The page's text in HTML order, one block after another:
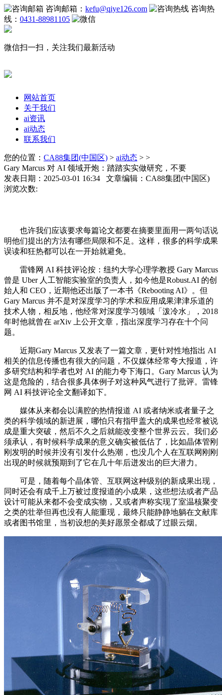
咨询邮箱： kefu@qiye126.com
咨询热
线： 0431-88981105
微信扫一扫，关注我们最新活动
网站首页
关于我们
ai资讯
ai动态
联系我们
您的位置： CA88集团(中国区) > ai动态 > >
Gary Marcus 对 AI 领域开炮：踏踏实实做研究，不要
发表日期：2025-03-01 16:34 文章编辑：CA88集团(中国区)
浏览次数:
也许我们应该要求每篇论文都要在摘要里面用一两句话说
明他们提出的方法有哪些局限和不足。这样，很多的科学成果
误读和狂热都可以在一开始就避免。
雷锋网 AI 科技评论按：纽约大学心理学教授 Gary Marcus
曾是 Uber 人工智能实验室的负责人，如今他是Robust.AI 的创
始人和 CEO，近期他还出版了一本书《Rebooting AI》。但
Gary Marcus 并不是对深度学习的学术和应用成果津津乐道的
技术人物，相反地，他经常对深度学习领域「泼冷水」，2018
年时他就曾在 arXiv 上公开文章，指出深度学习存在十个问
题。
近期Gary Marcus 又发表了一篇文章，更针对性地指出 AI
相关的信息传播也有很大的问题，不仅媒体经常夸大报道，许
多研究结构和学者也对 AI 的能力夸下海口。Gary Marcus 认为
这是危险的，结合很多具体例子对这种风气进行了批评。雷锋
网 AI 科技评论全文翻译如下。
媒体从来都会以满腔的热情报道 AI 或者纳米或者量子之
类的科学领域的新进展，哪怕只有指甲盖大的成果也经常被说
成是重大突破，然后不久之后就能改变整个世界云云。我们必
须承认，有时候科学成果的意义确实被低估了，比如晶体管刚
刚发明的时候并没有引发什么热潮，也没几个人在互联网刚刚
出现的时候就预期到了它在几十年后迸发出的巨大潜力。
可是，随着每个晶体管、互联网这种级别的新成果出现，
同时还会有成千上万被过度报道的小成果，这些想法或者产品
设计可能从来都不会变成实物，又或者声称实现了室温核聚变
之类的壮举但再也没有人能重现，最终只能静静地躺在文献库
或者图书馆里，当初设想的美好愿景全都成了过眼云烟。